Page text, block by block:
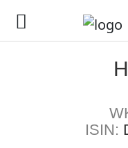
ISIN: